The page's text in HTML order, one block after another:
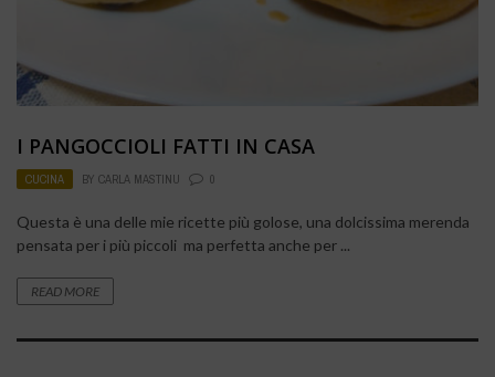
I PANGOCCIOLI FATTI IN CASA
CUCINA BY CARLA MASTINU 0
Questa è una delle mie ricette più golose, una dolcissima merenda
pensata per i più piccoli ma perfetta anche per ...
READ MORE